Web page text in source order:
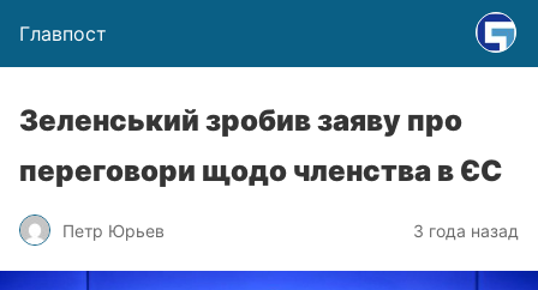
Главпост
Зеленський зробив заяву про
переговори щодо членства в ЄС
Петр Юрьев 3 года назад